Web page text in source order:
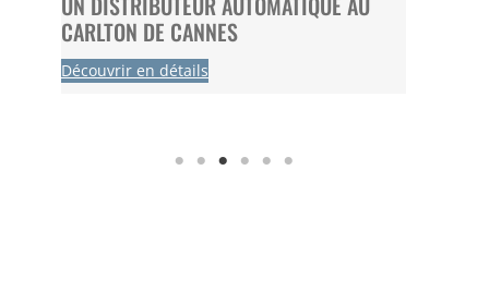
CARLTON DE CANNES
Découvrir en détails